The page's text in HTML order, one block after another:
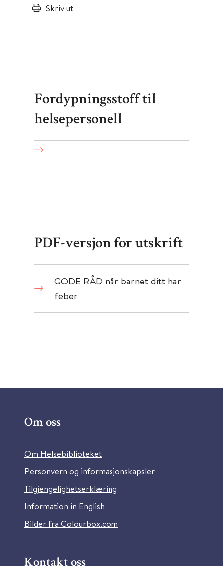
Skriv ut
Fordypningsstoff til
helsepersonell
PDF-versjon for utskrift
GODE RÅD når barnet ditt har
feber
Om oss
Om Helsebiblioteket
Personvern og informasjonskapsler
Tilgjengelighetserklæring
Information in English
Bilder fra Colourbox.com
Kontakt oss